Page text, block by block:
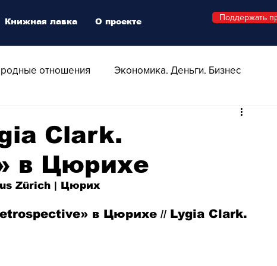
отношения Экономика. Деньги. Бизнес
Технологии
Swiss Афиша Стиль Стильный четверг
Видео Русская Швейцария
Clark.
в Цюрихе
Zürich | Цюрих
в Цюрихе // Lygia Clark.
Книжная лавка О проекте Поддержать